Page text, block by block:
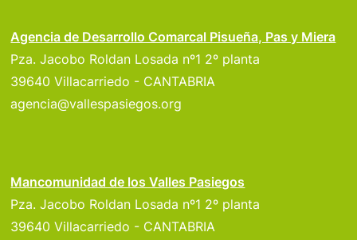
Agencia de Desarrollo Comarcal Pisueña, Pas y Miera
Pza. Jacobo Roldan Losada nº1 2º planta
39640 Villacarriedo - CANTABRIA
agencia@vallespasiegos.org
Mancomunidad de los Valles Pasiegos
Pza. Jacobo Roldan Losada nº1 2º planta
39640 Villacarriedo - CANTABRIA